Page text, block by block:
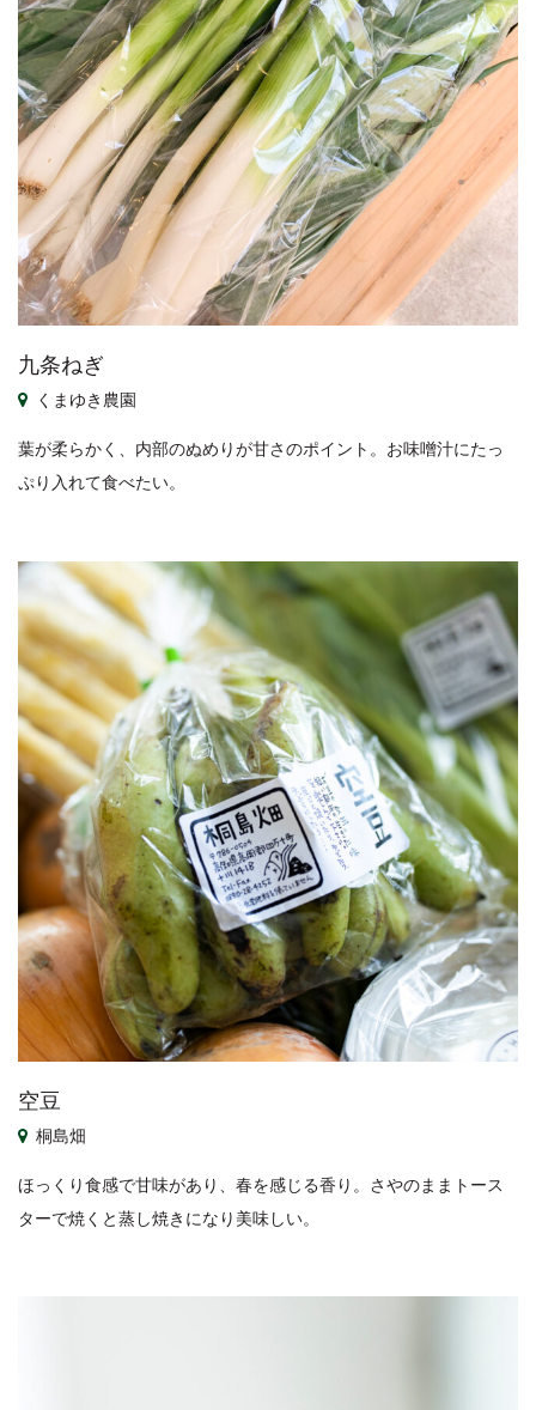
九条ねぎ
くまゆき農園
葉が柔らかく、内部のぬめりが甘さのポイント。お味噌汁にたっ
ぷり入れて食べたい。
空豆
桐島畑
ほっくり食感で甘味があり、春を感じる香り。さやのままトース
ターで焼くと蒸し焼きになり美味しい。